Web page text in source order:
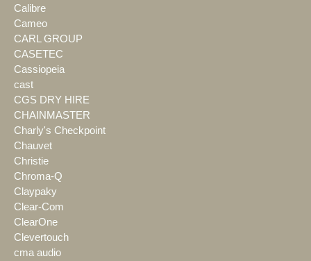
Calibre
Cameo
CARL GROUP
CASETEC
Cassiopeia
cast
CGS DRY HIRE
CHAINMASTER
Charly's Checkpoint
Chauvet
Christie
Chroma-Q
Claypaky
Clear-Com
ClearOne
Clevertouch
cma audio